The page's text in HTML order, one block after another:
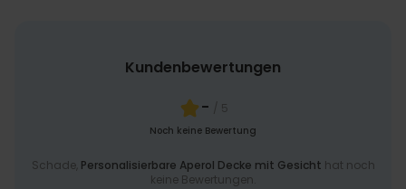
Kundenbewertungen
- / 5
Noch keine Bewertung
Schade, Personalisierbare Aperol Decke mit Gesicht hat noch
keine Bewertungen.